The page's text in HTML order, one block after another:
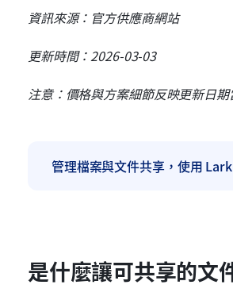
資訊來源：官方供應商網站
更新時間：2026-03-03
注意：價格與方案細節反映更新日
管理檔案與文件共享，使用 Lark
是什麼讓可共享的文